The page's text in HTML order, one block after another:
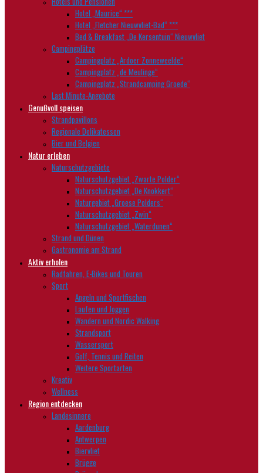
Hotel „Maurice“ ***
Hotel „Fletcher Nieuwvliet-Bad“ ***
Bed & Breakfast „De Kersentuin“ Nieuwvliet
Campingplätze
Campingplatz „Ardoer Zonneweelde“
Campingplatz „de Meulinge“
Campingplatz „Strandcamping Groede“
Last Minute-Angebote
Genußvoll speisen
Strandpavillons
Regionale Delikatessen
Bier und Belgien
Natur erleben
Naturschutzgebiete
Naturschutzgebiet „Zwarte Polder“
Naturschutzgebiet „De Knokkert“
Naturgebiet „Groese Polders“
Naturschutzgebiet „Zwin“
Naturschutzgebiet „Waterdunen“
Strand und Dünen
Gastronomie am Strand
Aktiv erholen
Radfahren, E-Bikes und Touren
Sport
Angeln und Sportfischen
Laufen und Joggen
Wandern und Nordic Walking
Strandsport
Wassersport
Golf, Tennis und Reiten
Weitere Sportarten
Kreativ
Wellness
Region entdecken
Landesinnere
Aardenburg
Antwerpen
Biervliet
Brügge